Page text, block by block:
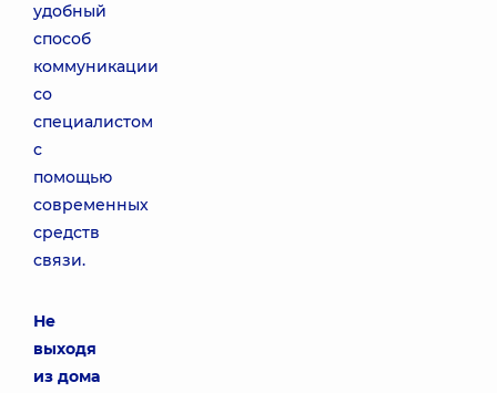
удобный
способ
коммуникации
со
специалистом
с
помощью
современных
средств
связи.
Не
выходя
из дома